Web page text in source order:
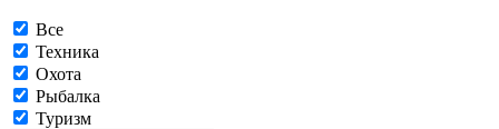
Все
Техника
Охота
Рыбалка
Туризм